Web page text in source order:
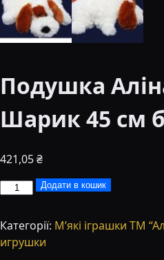
Подушка
Шарик 45 см
421,05₴
Подушка
собачка
Додати в кошик
Категорії: М’які іграшки ТМ
игрушки